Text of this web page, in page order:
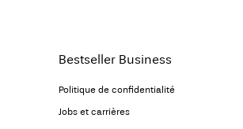
Bestseller Business
Politique de confidentialité
Jobs et carrières